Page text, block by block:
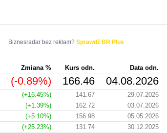
Biznesradar bez reklam? Sprawdź BR Plus
Zmiana % Kurs odn.
Data odn.
(-0.89%) 166.46 04.08.2026
(+16.45%) 141.67
29.07.2026
(+1.39%) 162.72
03.07.2026
(+5.10%) 156.98
05.05.2026
(+25.23%) 131.74
30.12.2025